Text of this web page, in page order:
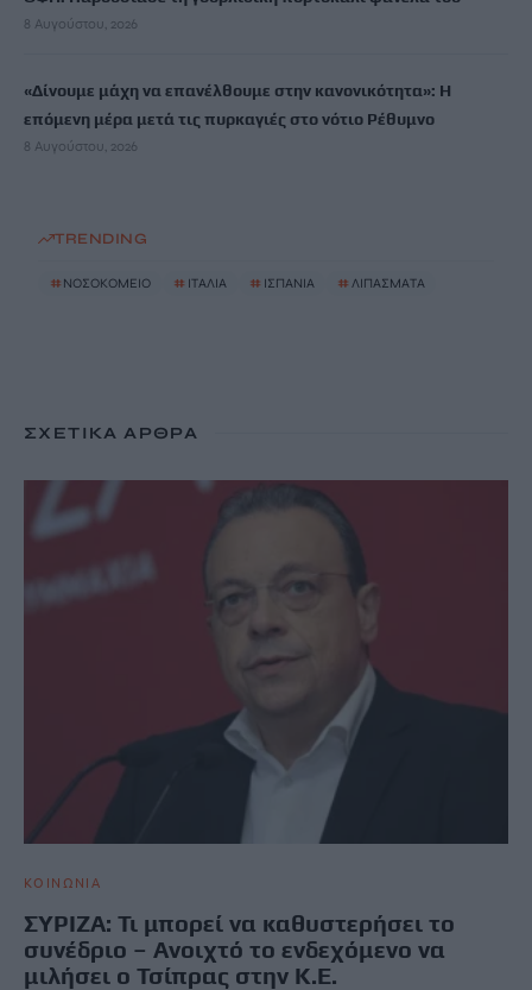
8 Αυγούστου, 2026
«Δίνουμε μάχη να επανέλθουμε στην κανονικότητα»: Η
επόμενη μέρα μετά τις πυρκαγιές στο νότιο Ρέθυμνο
8 Αυγούστου, 2026
TRENDING
# ΝΟΣΟΚΟΜΕΙΟ # ΙΤΑΛΙΑ # ΙΣΠΑΝΙΑ # ΛΙΠΑΣΜΑΤΑ
ΣΧΕΤΙΚΆ ΆΡΘΡΑ
ΚΟΙΝΩΝΙΑ
ΣΥΡΙΖΑ: Τι μπορεί να καθυστερήσει το
συνέδριο – Ανοιχτό το ενδεχόμενο να
μιλήσει ο Τσίπρας στην Κ.Ε.